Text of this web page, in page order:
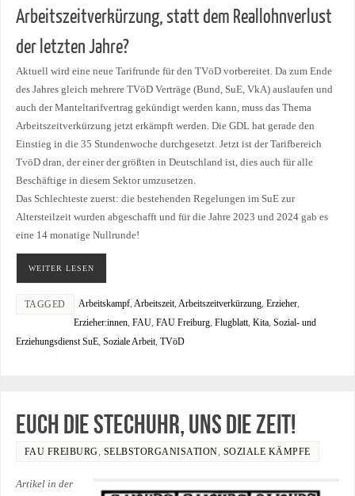
Arbeitszeitverkürzung, statt dem Reallohnverlust
der letzten Jahre?
Aktuell wird eine neue Tarifrunde für den TVöD vorbereitet. Da zum Ende
des Jahres gleich mehrere TVöD Verträge (Bund, SuE, VkA) auslaufen und
auch der Manteltarifvertrag gekündigt werden kann, muss das Thema
Arbeitszeitverkürzung jetzt erkämpft werden. Die GDL hat gerade den
Einstieg in die 35 Stundenwoche durchgesetzt. Jetzt ist der Tarifbereich
TvöD dran, der einer der größten in Deutschland ist, dies auch für alle
Beschäftige in diesem Sektor umzusetzen.
Das Schlechteste zuerst: die bestehenden Regelungen im SuE zur
Altersteilzeit wurden abgeschafft und für die Jahre 2023 und 2024 gab es
eine 14 monatige Nullrunde!
WEITER LESEN
TAGGED Arbeitskampf, Arbeitszeit, Arbeitszeitverkürzung, Erzieher,
Erzieher:innen, FAU, FAU Freiburg, Flugblatt, Kita, Sozial- und
Erziehungsdienst SuE, Soziale Arbeit, TVöD
Euch die Stechuhr, uns die Zeit!
FAU FREIBURG, SELBSTORGANISATION, SOZIALE KÄMPFE
Artikel in der